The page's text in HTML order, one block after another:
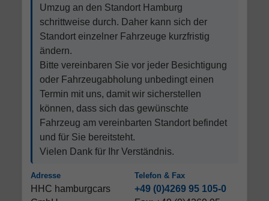
Umzug an den Standort Hamburg
schrittweise durch. Daher kann sich der
Standort einzelner Fahrzeuge kurzfristig
ändern.
Bitte vereinbaren Sie vor jeder Besichtigung
oder Fahrzeugabholung unbedingt einen
Termin mit uns, damit wir sicherstellen
können, dass sich das gewünschte
Fahrzeug am vereinbarten Standort befindet
und für Sie bereitsteht.
Vielen Dank für Ihr Verständnis.
Adresse
HHC hamburgcars
Telefon & Fax
+49 (0)4269 95 105-0